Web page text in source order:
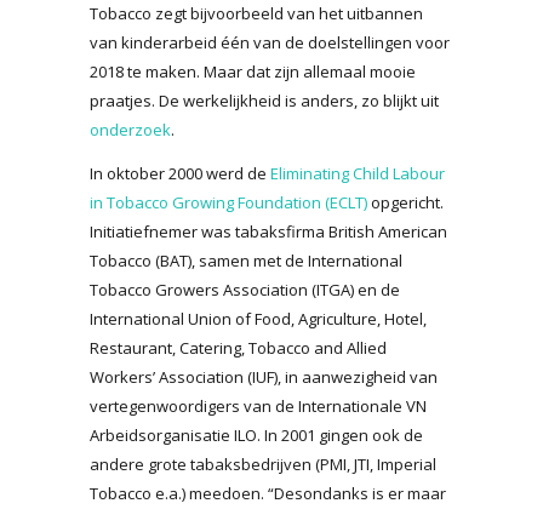
Tobacco zegt bijvoorbeeld van het uitbannen
van kinderarbeid één van de doelstellingen voor
2018 te maken. Maar dat zijn allemaal mooie
praatjes. De werkelijkheid is anders, zo blijkt uit
onderzoek.
In oktober 2000 werd de Eliminating Child Labour
in Tobacco Growing Foundation (ECLT)opgericht.
Initiatiefnemer was tabaksfirma British American
Tobacco (BAT), samen met de International
Tobacco Growers Association (ITGA) en de
International Union of Food, Agriculture, Hotel,
Restaurant, Catering, Tobacco and Allied
Workers’ Association (IUF), in aanwezigheid van
vertegenwoordigers van de Internationale VN
Arbeidsorganisatie ILO. In 2001 gingen ook de
andere grote tabaksbedrijven (PMI, JTI, Imperial
Tobacco e.a.) meedoen. “Desondanks is er maar